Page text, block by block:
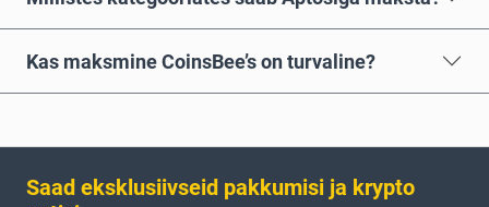
Kas maksmine CoinsBee’s on turvaline?
Saad eksklusiivseid pakkumisi ja krypto